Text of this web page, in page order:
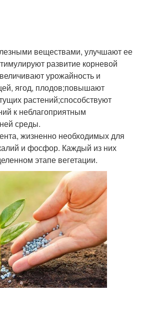
веществами, улучшают ее
развитие корневой
урожайность и
ягод, плодов;повышают
растений;способствуют
к неблагоприятным
среды.
жизненно необходимых для
и фосфор. Каждый из них
этапе вегетации.